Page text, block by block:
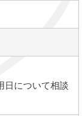
日について相談